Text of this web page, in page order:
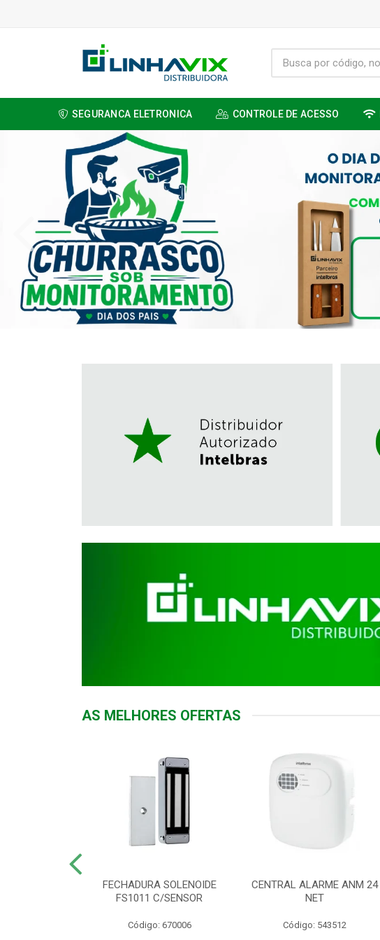
SEGURANCA ELETRONICA CONTROLE DE ACESSO
AS MELHORES OFERTAS
FECHADURA SOLENOIDE
FS1011 C/SENSOR
Código: 670006
CENTRAL ALARME ANM 24
NET
Código: 543512